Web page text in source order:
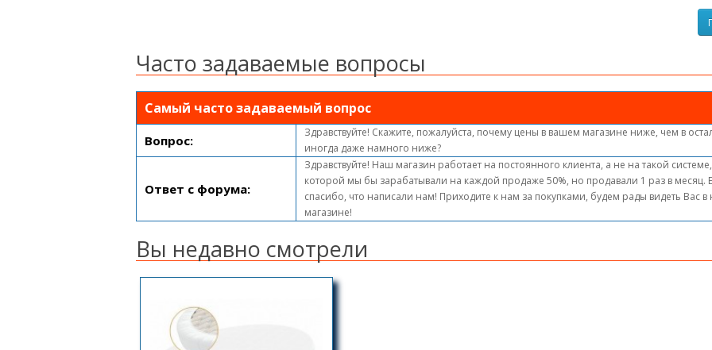
Часто задаваемые вопросы
Самый часто задаваемый вопрос
Вопрос:
Здравствуйте! Скажите, пожалуйста, почему цены в вашем магазине ниже, чем в
иногда даже намного ниже?
Ответ с форума:
Здравствуйте! Наш магазин работает на постоянного клиента, а не на такой
которой мы бы зарабатывали на каждой продаже 50%, но продавали 1 раз в месяц.
спасибо, что написали нам! Приходите к нам за покупками, будем рады видеть Вас
магазине!
Вы недавно смотрели